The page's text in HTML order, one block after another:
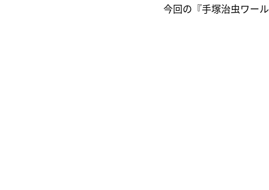
今回の『手塚治虫ワー